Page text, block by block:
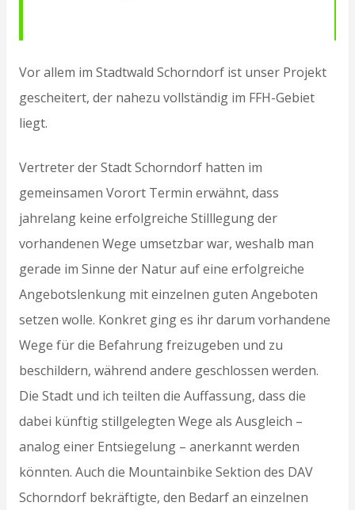
Vor allem im Stadtwald Schorndorf ist unser Projekt
gescheitert, der nahezu vollständig im FFH-Gebiet
liegt.
Vertreter der Stadt Schorndorf hatten im
gemeinsamen Vorort Termin erwähnt, dass
jahrelang keine erfolgreiche Stilllegung der
vorhandenen Wege umsetzbar war, weshalb man
gerade im Sinne der Natur auf eine erfolgreiche
Angebotslenkung mit einzelnen guten Angeboten
setzen wolle. Konkret ging es ihr darum vorhandene
Wege für die Befahrung freizugeben und zu
beschildern, während andere geschlossen werden.
Die Stadt und ich teilten die Auffassung, dass die
dabei künftig stillgelegten Wege als Ausgleich –
analog einer Entsiegelung – anerkannt werden
könnten. Auch die Mountainbike Sektion des DAV
Schorndorf bekräftigte, den Bedarf an einzelnen